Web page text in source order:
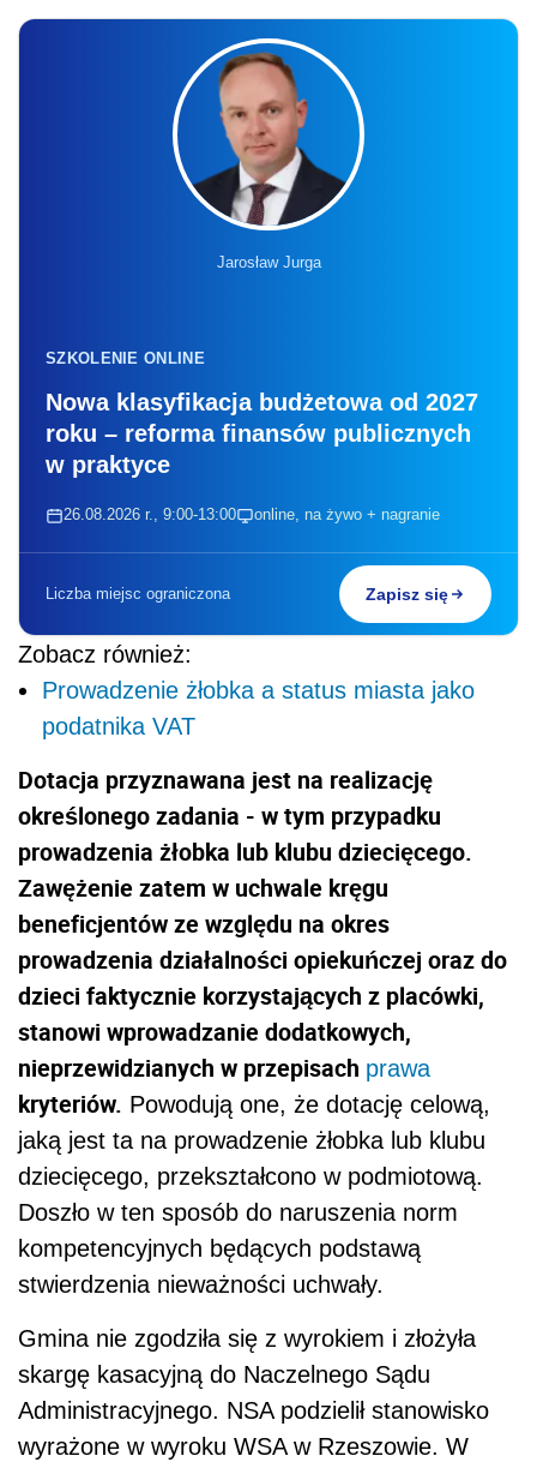
Jarosław Jurga
SZKOLENIE ONLINE
Nowa klasyfikacja budżetowa od 2027
roku – reforma finansów publicznych
w praktyce
26.08.2026 r., 9:00-13:00 online, na żywo + nagranie
Liczba miejsc ograniczona Zapisz się
Zobacz również:
Prowadzenie żłobka a status miasta jako
podatnika VAT
Dotacja przyznawana jest na realizację
określonego zadania - w tym przypadku
prowadzenia żłobka lub klubu dziecięcego.
Zawężenie zatem w uchwale kręgu
beneficjentów ze względu na okres
prowadzenia działalności opiekuńczej oraz do
dzieci faktycznie korzystających z placówki,
stanowi wprowadzanie dodatkowych,
nieprzewidzianych w przepisach prawa
kryteriów. Powodują one, że dotację celową,
jaką jest ta na prowadzenie żłobka lub klubu
dziecięcego, przekształcono w podmiotową.
Doszło w ten sposób do naruszenia norm
kompetencyjnych będących podstawą
stwierdzenia nieważności uchwały.
Gmina nie zgodziła się z wyrokiem i złożyła
skargę kasacyjną do Naczelnego Sądu
Administracyjnego. NSA podzielił stanowisko
wyrażone w wyroku WSA w Rzeszowie. W